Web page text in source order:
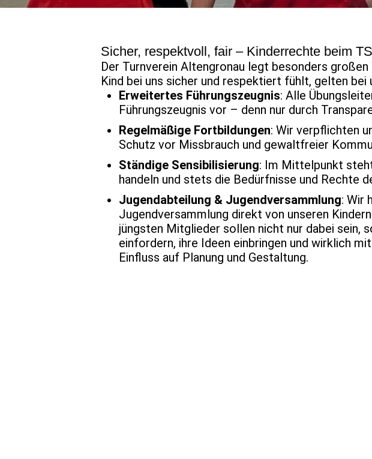
Sicher, respektvoll, fair – Kinderrechte beim
Der Turnverein Altengronau legt besonders
Kind bei uns sicher und respektiert fühlt, gelten bei
Erweitertes Führungszeugnis: Alle
Führungszeugnis vor – denn nur durch
Regelmäßige Fortbildungen: Wir verpflichten
Schutz vor Missbrauch und gewaltfreier
Ständige Sensibilisierung: Im Mittelpunkt
handeln und stets die Bedürfnisse und Rechte
Jugendabteilung & Jugendversammlung: Wir
Jugendversammlung direkt von unseren
jüngsten Mitglieder sollen nicht nur dabei sein,
einfordern, ihre Ideen einbringen und wirklich
Einfluss auf Planung und Gestaltung.